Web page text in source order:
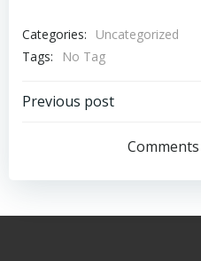
Categories:
Uncategorized
Tags:
No Tag
Navegación
entradas
Previous post